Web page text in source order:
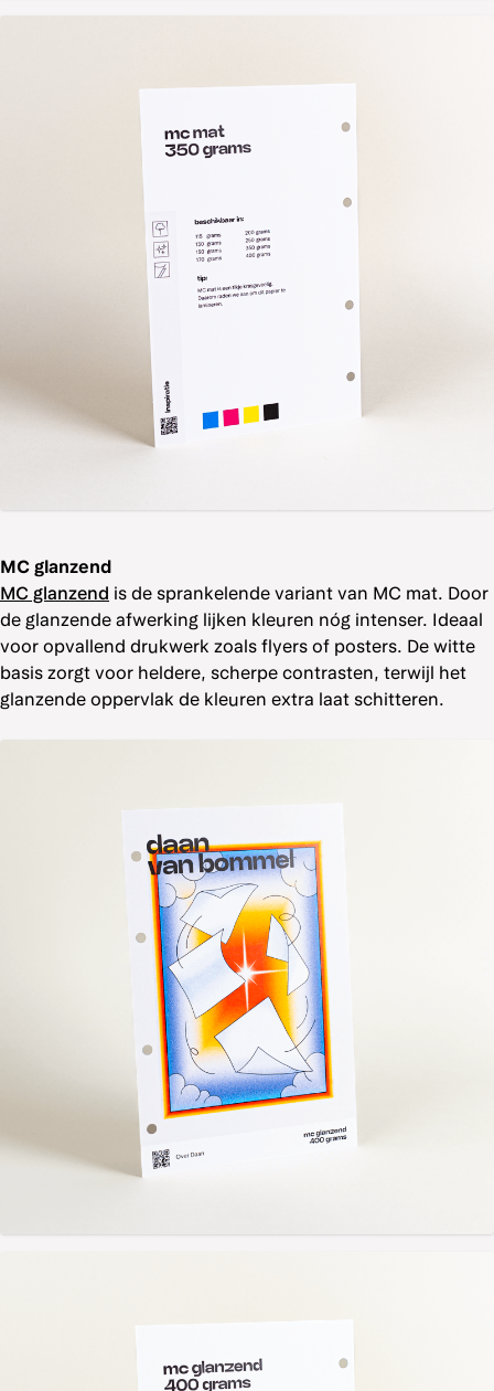
MC glanzend
MC glanzend is de sprankelende variant van MC mat. Door
de glanzende afwerking lijken kleuren nóg intenser. Ideaal
voor opvallend drukwerk zoals flyers of posters. De witte
basis zorgt voor heldere, scherpe contrasten, terwijl het
glanzende oppervlak de kleuren extra laat schitteren.